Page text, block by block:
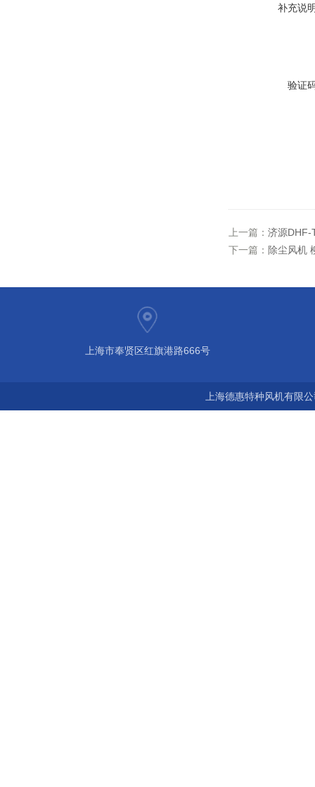
补充说
验证
上一篇： 济源DHF-
下一篇： 除尘风机
上海市奉贤区红旗港路666号
上海德惠特种风机有限